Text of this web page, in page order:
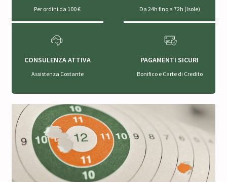
Per ordini da 100 € Da 24h fino a 72h (Isole)
CONSULENZA ATTIVA
Assistenza Costante
PAGAMENTI SICURI
Bonifico e Carte di Credito